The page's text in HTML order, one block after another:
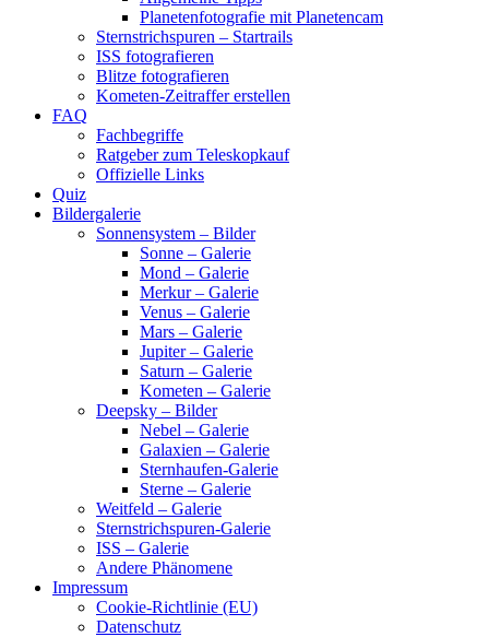
Planetenfotografie mit Planetencam
Sternstrichspuren – Startrails
ISS fotografieren
Blitze fotografieren
Kometen-Zeitraffer erstellen
FAQ
Fachbegriffe
Ratgeber zum Teleskopkauf
Offizielle Links
Quiz
Bildergalerie
Sonnensystem – Bilder
Sonne – Galerie
Mond – Galerie
Merkur – Galerie
Venus – Galerie
Mars – Galerie
Jupiter – Galerie
Saturn – Galerie
Kometen – Galerie
Deepsky – Bilder
Nebel – Galerie
Galaxien – Galerie
Sternhaufen-Galerie
Sterne – Galerie
Weitfeld – Galerie
Sternstrichspuren-Galerie
ISS – Galerie
Andere Phänomene
Impressum
Cookie-Richtlinie (EU)
Datenschutz